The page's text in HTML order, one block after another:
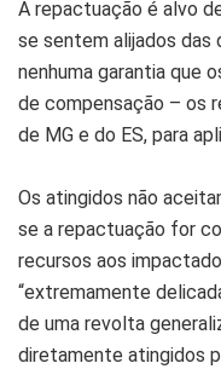
A repactuação é alvo
se sentem alijados das
nenhuma garantia que
de compensação – os
de MG e do ES, para
Os atingidos não
se a repactuação for
recursos aos
“extremamente
de uma revolta
diretamente atingidos